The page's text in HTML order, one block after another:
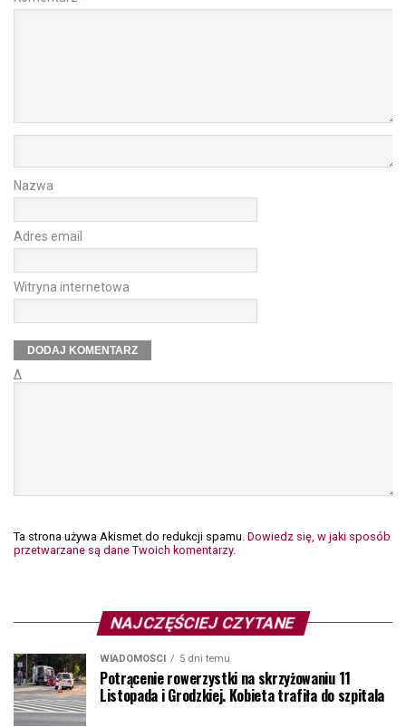
Nazwa
Adres email
Witryna internetowa
Δ
Ta strona używa Akismet do redukcji spamu. Dowiedz się, w jaki sposób
przetwarzane są dane Twoich komentarzy.
NAJCZĘŚCIEJ CZYTANE
WIADOMOŚCI 5 dni temu
Potrącenie rowerzystki na skrzyżowaniu 11
Listopada i Grodzkiej. Kobieta trafiła do szpitala